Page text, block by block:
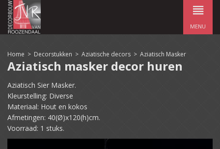
MENU
Home > Decorstukken > Aziatische decors > Aziatisch Masker
Aziatisch masker decor huren
Aziatisch Sier Masker.
Kleurstelling: Diverse
Materiaal: Hout en kokos
Afmetingen: 40(Ø)x120(h)cm.
Voorraad: 1 stuks.